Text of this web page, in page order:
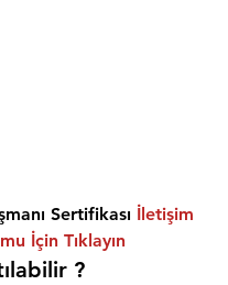
Sertifikası İletişim
İçin Tıklayın
?